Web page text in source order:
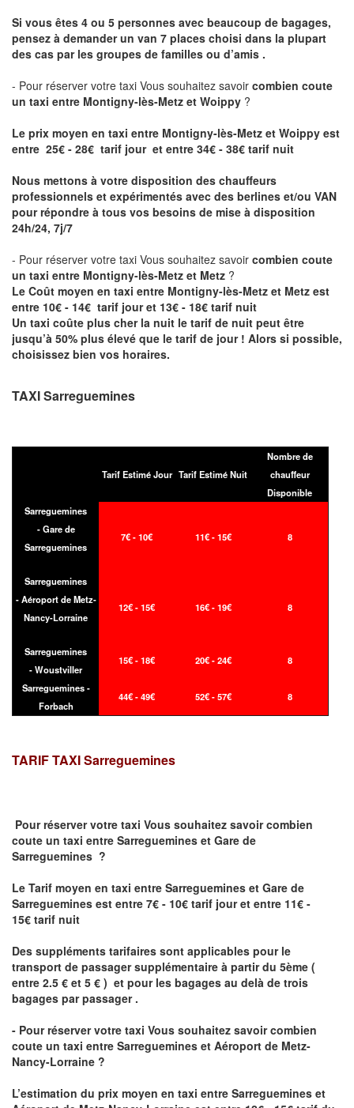
Si vous êtes 4 ou 5 personnes avec beaucoup de bagages,
pensez à demander un van 7 places choisi dans la plupart
des cas par les groupes de familles ou d’amis .
- Pour réserver votre taxi Vous souhaitez savoir combien coute
un taxi entre Montigny-lès-Metz et Woippy ?
Le prix moyen en taxi entre Montigny-lès-Metz et Woippy est
entre 25€ - 28€ tarif jour et entre 34€ - 38€ tarif nuit
Nous mettons à votre disposition des chauffeurs
professionnels et expérimentés avec des berlines et/ou VAN
pour répondre à tous vos besoins de mise à disposition
24h/24, 7j/7
- Pour réserver votre taxi Vous souhaitez savoir combien coute
un taxi entre Montigny-lès-Metz et Metz ?
Le Coût moyen en taxi entre Montigny-lès-Metz et Metz est
entre 10€ - 14€ tarif jour et 13€ - 18€ tarif nuit
Un taxi coûte plus cher la nuit le tarif de nuit peut être
jusqu’à 50% plus élevé que le tarif de jour ! Alors si possible,
choisissez bien vos horaires.
TAXI Sarreguemines
Tarif Estimé Jour Tarif Estimé Nuit
Nombre de
chauffeur
Disponible
Sarreguemines
- Gare de
Sarreguemines
7€ - 10€ 11€ - 15€ 8
Sarreguemines
- Aéroport de Metz-
Nancy-Lorraine
12€ - 15€ 16€ - 19€ 8
Sarreguemines
- Woustviller
15€ - 18€ 20€ - 24€ 8
Sarreguemines -
Forbach
44€ - 49€ 52€ - 57€ 8
TARIF TAXISarreguemines
Pour réserver votre taxi Vous souhaitez savoircombien
coute un taxi entre Sarreguemines et Gare de
Sarreguemines ?
Le Tarif moyen en taxi entre Sarreguemines et Gare de
Sarreguemines est entre 7€ - 10€ tarif jour et entre 11€ -
15€ tarif nuit
Des suppléments tarifaires sont applicables pour le
transport de passager supplémentaire à partir du 5ème (
entre 2.5 € et 5 € ) et pour les bagages au delà de trois
bagages par passager .
- Pour réserver votre taxi Vous souhaitez savoircombien
coute un taxi entre Sarreguemines et Aéroport de Metz-
Nancy-Lorraine ?
L’estimation du prix moyen en taxi entre Sarreguemines et